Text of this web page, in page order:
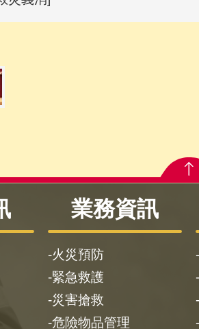
業務資訊
火災預防
緊急救護
災害搶救
危險物品管理